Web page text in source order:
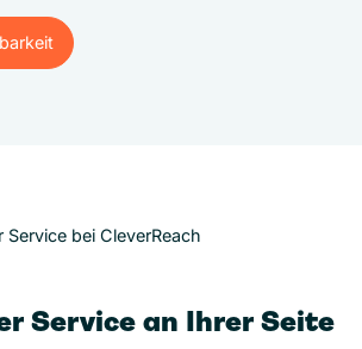
Service an Ihrer Seite